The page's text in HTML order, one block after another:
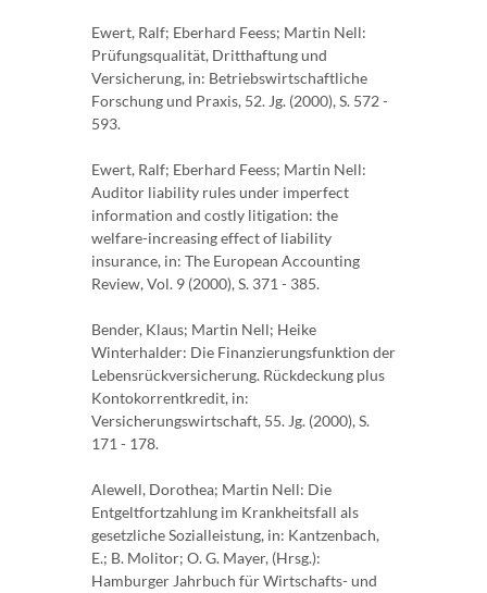
Ewert, Ralf; Eberhard Feess; Martin Nell:
Prüfungsqualität, Dritthaftung und
Versicherung, in: Betriebswirtschaftliche
Forschung und Praxis, 52. Jg. (2000), S. 572 -
593.
Ewert, Ralf; Eberhard Feess; Martin Nell:
Auditor liability rules under imperfect
information and costly litigation: the
welfare-increasing effect of liability
insurance, in: The European Accounting
Review, Vol. 9 (2000), S. 371 - 385.
Bender, Klaus; Martin Nell; Heike
Winterhalder: Die Finanzierungsfunktion der
Lebensrückversicherung. Rückdeckung plus
Kontokorrentkredit, in:
Versicherungswirtschaft, 55. Jg. (2000), S.
171 - 178.
Alewell, Dorothea; Martin Nell: Die
Entgeltfortzahlung im Krankheitsfall als
gesetzliche Sozialleistung, in: Kantzenbach,
E.; B. Molitor; O. G. Mayer, (Hrsg.):
Hamburger Jahrbuch für Wirtschafts- und